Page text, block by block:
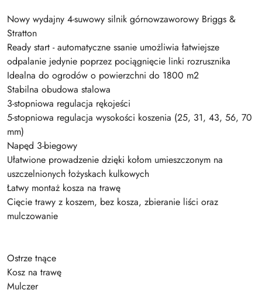
Nowy wydajny 4-suwowy silnik górnowzaworowy Briggs &
Stratton
Ready start - automatyczne ssanie umożliwia łatwiejsze
odpalanie jedynie poprzez pociągnięcie linki rozrusznika
Idealna do ogrodów o powierzchni do 1800 m2
Stabilna obudowa stalowa
3-stopniowa regulacja rękojeści
5-stopniowa regulacja wysokości koszenia (25, 31, 43, 56, 70
mm)
Napęd 3-biegowy
Ułatwione prowadzenie dzięki kołom umieszczonym na
uszczelnionych łożyskach kulkowych
Łatwy montaż kosza na trawę
Cięcie trawy z koszem, bez kosza, zbieranie liści oraz
mulczowanie
Ostrze tnące
Kosz na trawę
Mulczer